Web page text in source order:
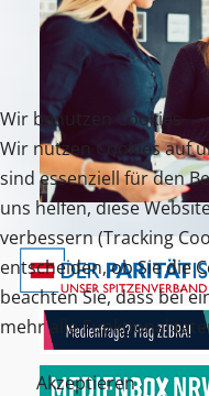
Wir benutzen Cookies
Wir nutzen Cookies auf
sind essenziell für den
uns helfen, diese
verbessern (Tracking
entscheiden, ob Sie die
beachten Sie, dass bei
mehr alle
Akzeptieren